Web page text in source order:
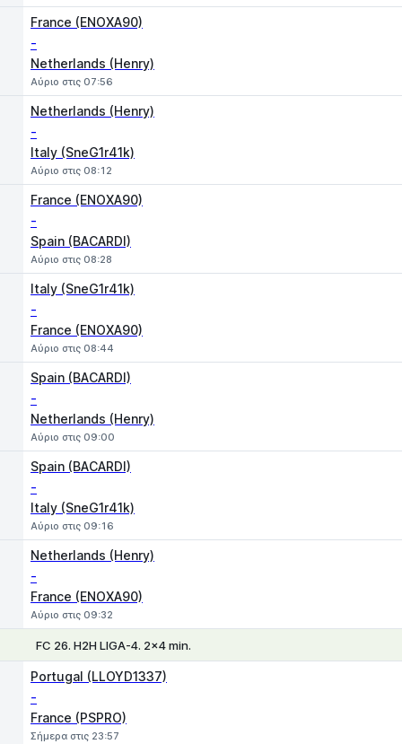
France (ENOXA90)
-
Netherlands (Henry)
Αύριο στις 07:56
Netherlands (Henry)
-
Italy (SneG1r41k)
Αύριο στις 08:12
France (ENOXA90)
-
Spain (BACARDI)
Αύριο στις 08:28
Italy (SneG1r41k)
-
France (ENOXA90)
Αύριο στις 08:44
Spain (BACARDI)
-
Netherlands (Henry)
Αύριο στις 09:00
Spain (BACARDI)
-
Italy (SneG1r41k)
Αύριο στις 09:16
Netherlands (Henry)
-
France (ENOXA90)
Αύριο στις 09:32
FC 26. H2H LIGA-4. 2x4 min.
Portugal (LLOYD1337)
-
France (PSPRO)
Σήμερα στις 23:57